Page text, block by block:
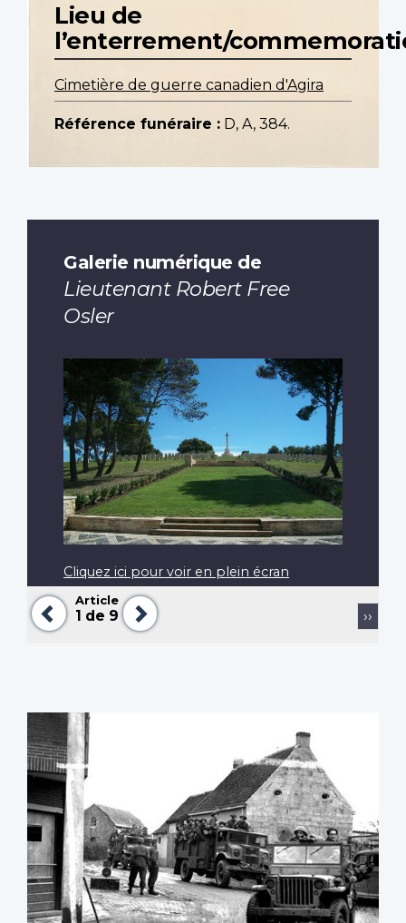
Lieu de
l’enterrement/
Cimetière de guerre canadien d'Agira
Référence funéraire : D, A, 384.
Précédent
Article
1 de 9
Suivant
Galerie numérique de
Lieutenant Robert Free
Osler
Cliquez ici pour voir en plein écran
Pagination
Page
››